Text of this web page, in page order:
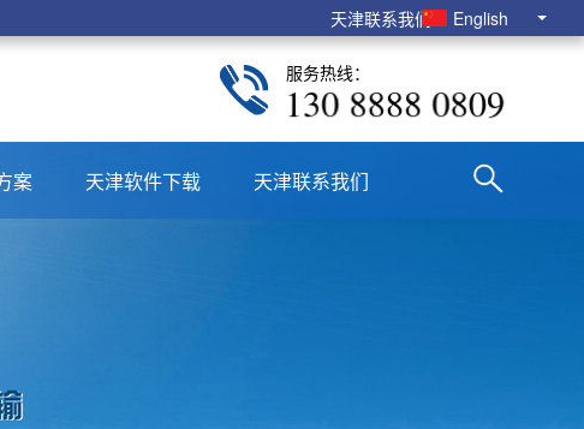
天津联系我们 English
服务热线：
130 8888 0809
案 天津软件下载 天津联系我们